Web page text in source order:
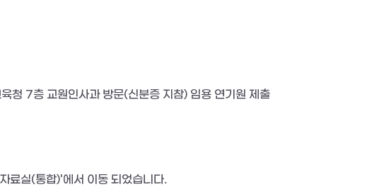
청 7층 교원인사과 방문(신분증 지참) 임용 연기원 제출
료실(통합)'에서 이동 되었습니다.